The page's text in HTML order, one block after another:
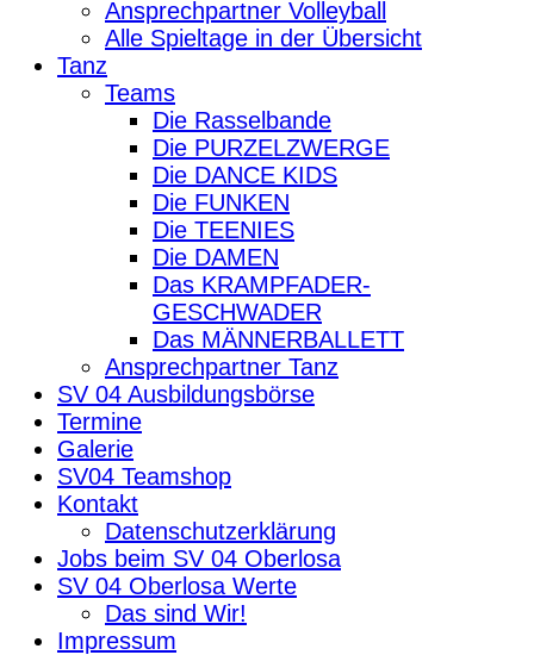
Ansprechpartner Volleyball
Alle Spieltage in der Übersicht
Tanz
Teams
Die Rasselbande
Die PURZELZWERGE
Die DANCE KIDS
Die FUNKEN
Die TEENIES
Die DAMEN
Das KRAMPFADER-
GESCHWADER
Das MÄNNERBALLETT
Ansprechpartner Tanz
SV 04 Ausbildungsbörse
Termine
Galerie
SV04 Teamshop
Kontakt
Datenschutzerklärung
Jobs beim SV 04 Oberlosa
SV 04 Oberlosa Werte
Das sind Wir!
Impressum